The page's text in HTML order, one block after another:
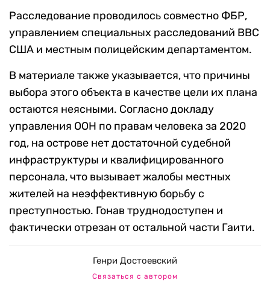
Расследование проводилось совместно ФБР,
управлением специальных расследований ВВС
США и местным полицейским департаментом.
В материале также указывается, что причины
выбора этого объекта в качестве цели их плана
остаются неясными. Согласно докладу
управления ООН по правам человека за 2020
год, на острове нет достаточной судебной
инфраструктуры и квалифицированного
персонала, что вызывает жалобы местных
жителей на неэффективную борьбу с
преступностью. Гонав труднодоступен и
фактически отрезан от остальной части Гаити.
Генри Достоевский
Связаться с автором